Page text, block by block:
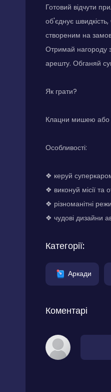
Готовий відчути
об'єднує
створеним на
Отримай нагороду
арешту. Обганяй
Як грати?
Клацни мишею або
Особливості:
❖ керуй
❖ виконуй місії та
❖ різноманітні
❖ чудові дизайни
Категорії:
Аркади
Коментарі